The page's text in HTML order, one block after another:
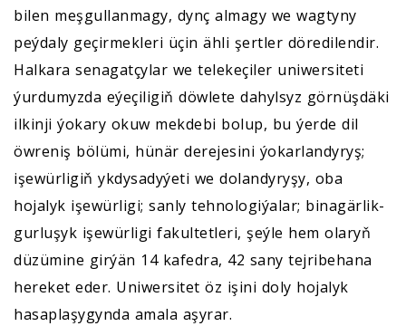
bilen meşgullanmagy, dynç almagy we wagtyny
peýdaly geçirmekleri üçin ähli şertler döredilendir.
Halkara senagatçylar we telekeçiler uniwersiteti
ýurdumyzda eýeçiligiň döwlete dahylsyz görnüşdäki
ilkinji ýokary okuw mekdebi bolup, bu ýerde dil
öwreniş bölümi, hünär derejesini ýokarlandyryş;
işewürligiň ykdysadyýeti we dolandyryşy, oba
hojalyk işewürligi; sanly tehnologiýalar; binagärlik-
gurluşyk işewürligi fakultetleri, şeýle hem olaryň
düzümine girýän 14 kafedra, 42 sany tejribehana
hereket eder. Uniwersitet öz işini doly hojalyk
hasaplaşygynda amala aşyrar.